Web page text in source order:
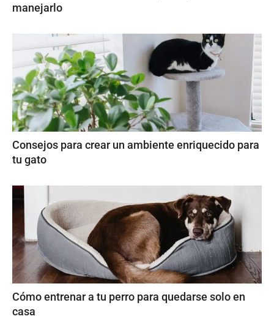
manejarlo
Consejos para crear un ambiente enriquecido para
tu gato
Cómo entrenar a tu perro para quedarse solo en
casa